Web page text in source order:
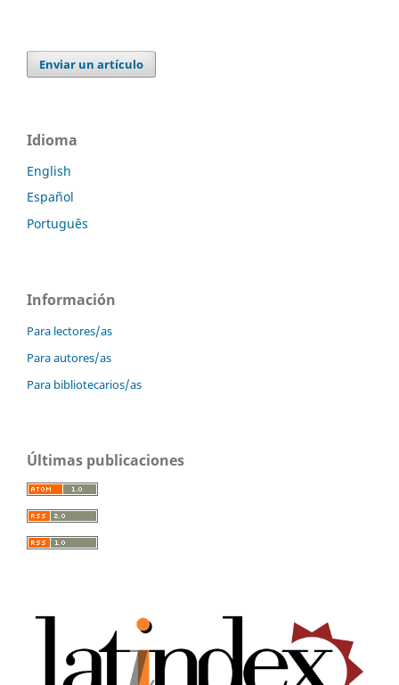
Enviar un artículo
Idioma
English
Español
Português
Información
Para lectores/as
Para autores/as
Para bibliotecarios/as
Últimas publicaciones